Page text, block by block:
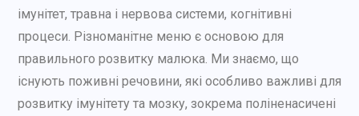
імунітет, травна і нервова системи, когнітивні
процеси. Різноманітне меню є основою для
правильного розвитку малюка. Ми знаємо, що
існують поживні речовини, які особливо важливі для
розвитку імунітету та мозку, зокрема поліненасичені